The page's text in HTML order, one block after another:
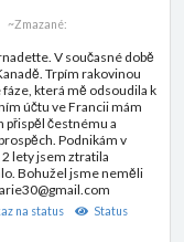
~Zmazané:
V současné době
Trpím rakovinou
která mě odsoudila k
účtu ve Francii mám
přispěl čestnému a
Podnikám v
2 lety jsem ztratila
Bohužel jsme neměli
na status
Status